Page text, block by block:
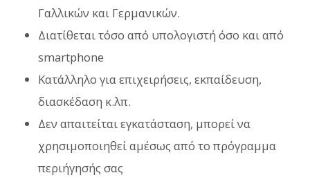
Γαλλικών και Γερμανικών.
Διατίθεται τόσο από υπολογιστή όσο και από
smartphone
Κατάλληλο για επιχειρήσεις, εκπαίδευση,
διασκέδαση κ.λπ.
Δεν απαιτείται εγκατάσταση, μπορεί να
χρησιμοποιηθεί αμέσως από το πρόγραμμα
περιήγησής σας